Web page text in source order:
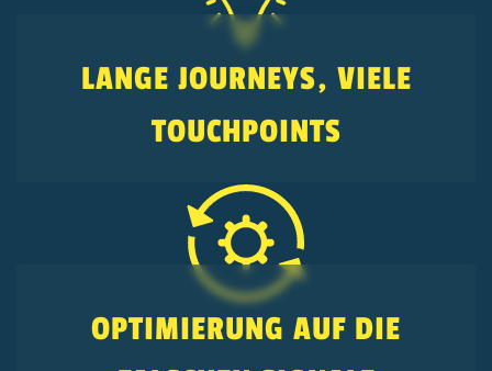
LANGE JOURNEYS, VIELE
TOUCHPOINTS
OPTIMIERUNG AUF DIE